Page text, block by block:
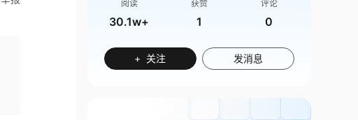
阅读
30.1w+
获赞
1
评论
0
+ 关注 发消息